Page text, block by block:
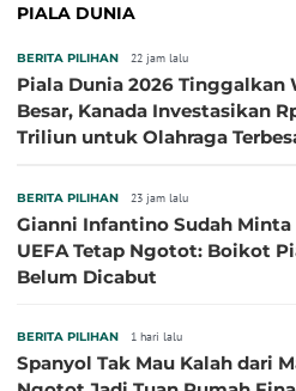
PIALA DUNIA
BERITA PILIHAN 22 jam lalu
Piala Dunia 2026 Tinggalkan
Besar, Kanada Investasikan
Triliun untuk Olahraga
BERITA PILIHAN 23 jam lalu
Gianni Infantino Sudah Minta
UEFA Tetap Ngotot: Boikot
Belum Dicabut
BERITA PILIHAN 1 hari lalu
Spanyol Tak Mau Kalah dari